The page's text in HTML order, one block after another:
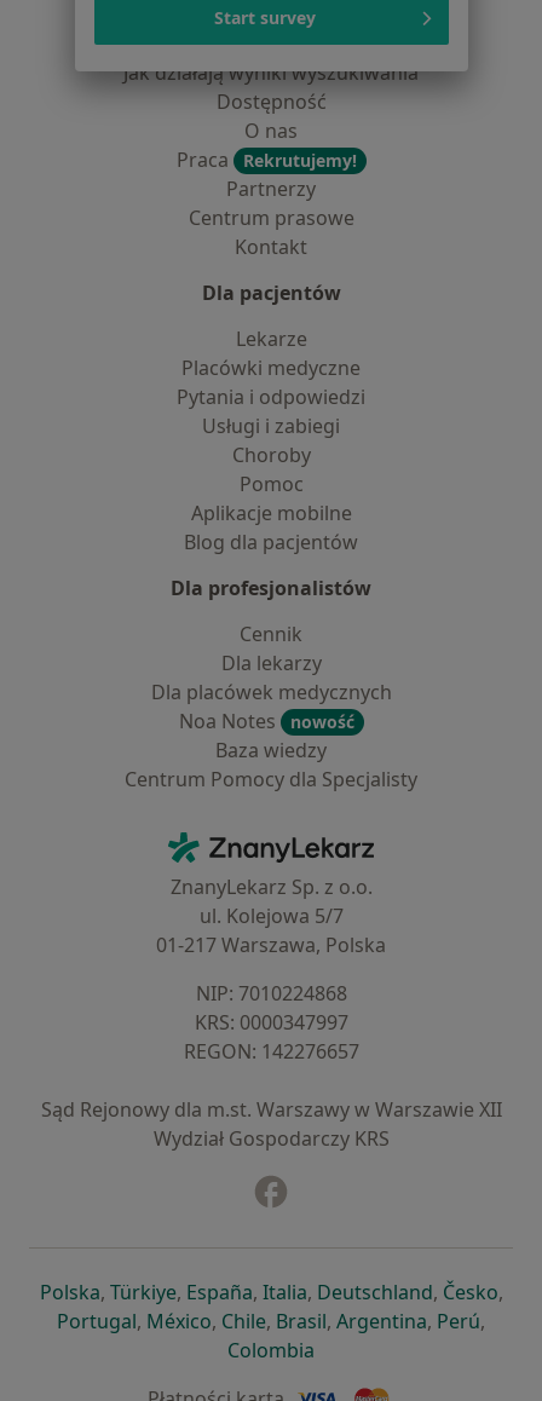
dane pozyskaliśmy samodzielnie
Polityka cookies
Jak działają wyniki wyszukiwania
Dostępność
O nas
Praca
Rekrutujemy!
Partnerzy
Centrum prasowe
Kontakt
Dla pacjentów
Lekarze
Placówki medyczne
Pytania i odpowiedzi
Usługi i zabiegi
Choroby
Pomoc
Aplikacje mobilne
Blog dla pacjentów
Dla profesjonalistów
Cennik
Dla lekarzy
Dla placówek medycznych
Noa Notes
nowość
Baza wiedzy
Centrum Pomocy dla Specjalisty
ZnanyLekarz - Strona główna
ZnanyLekarz Sp. z o.o.
ul. Kolejowa 5/7
01-217 Warszawa, Polska
NIP: ⁠7010224868
KRS: ⁠0000347997
REGON: ⁠142276657
Sąd Rejonowy dla m.st. Warszawy w Warszawie XII
Wydział Gospodarczy KRS
Polskaotwiera się w nowej karcie
, Türkiyeotwiera się w nowej karcie
, Españaotwiera się w nowej karcie
, Italiaotwiera się w nowej
, Deutschlandotwiera się
, Česko,
Portugalotwiera się w nowej karcie
, Méxicootwiera się w nowej karcie
, Chileotwiera się w nowej karcie
, Brasilotwiera się w nowej
, Argentinaotwiera się
, Perú,
Colombia
Start survey